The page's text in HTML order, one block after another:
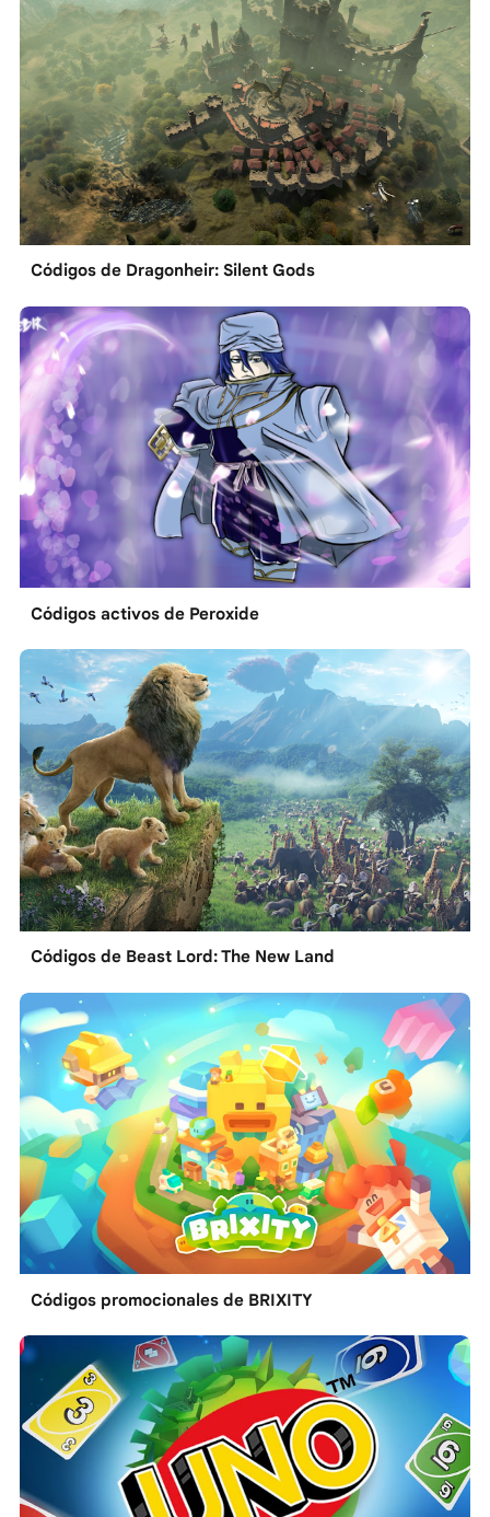
Códigos de Dragonheir: Silent Gods
Códigos activos de Peroxide
Códigos de Beast Lord: The New Land
Códigos promocionales de BRIXITY